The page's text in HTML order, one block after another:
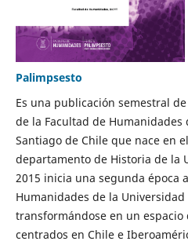
Palimpsesto
Es una publicación semestral
de la Facultad de
Santiago de Chile que nace en
departamento de Historia de la
2015 inicia una segunda época
Humanidades de la Universidad
transformándose en un
centrados en Chile e